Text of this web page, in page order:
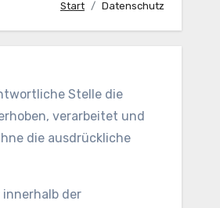
Start Datenschutz
Stelle die
verarbeitet und
die ausdrückliche
der